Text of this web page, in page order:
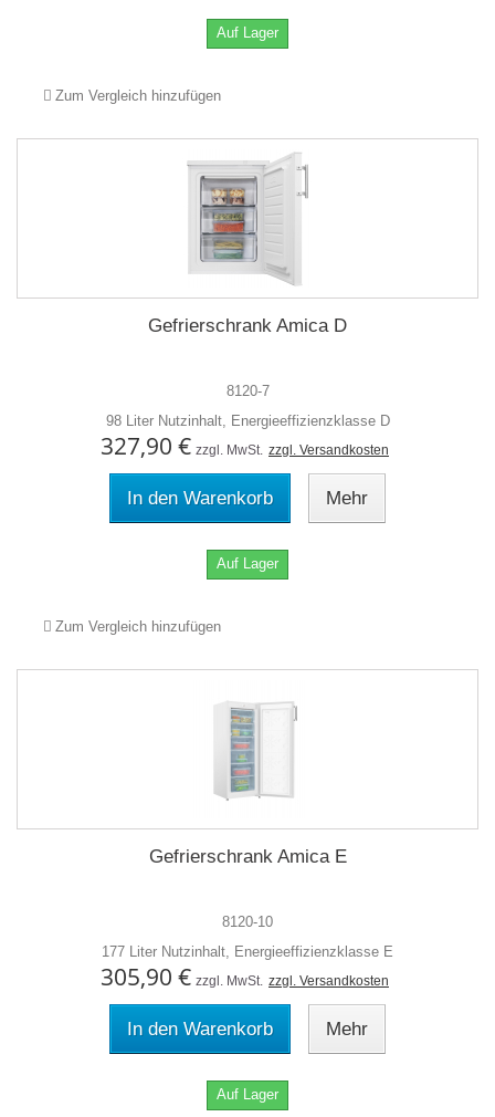
Auf Lager
Zum Vergleich hinzufügen
Gefrierschrank Amica D
8120-7
98 Liter Nutzinhalt, Energieeffizienzklasse D
327,90 € zzgl. MwSt. zzgl. Versandkosten
In den Warenkorb Mehr
Auf Lager
Zum Vergleich hinzufügen
Gefrierschrank Amica E
8120-10
177 Liter Nutzinhalt, Energieeffizienzklasse E
305,90 € zzgl. MwSt. zzgl. Versandkosten
In den Warenkorb Mehr
Auf Lager